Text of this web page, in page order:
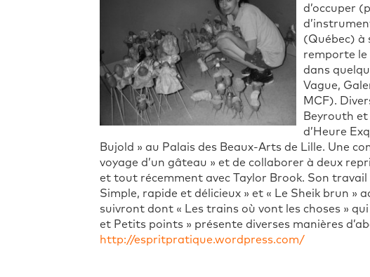
d’occuper
(Québec) à
remporte le
dans
Vague,
MCF).
Beyrouth
d’Heure
Bujold » au Palais des Beaux-Arts de Lille. Une
voyage d’un gâteau » et de collaborer à deux
et tout récemment avec Taylor Brook. Son
Simple, rapide et délicieux » et « Le Sheik brun »
suivront dont « Les trains où vont les choses »
et Petits points » présente diverses manières
http://espritpratique.wordpress.com/